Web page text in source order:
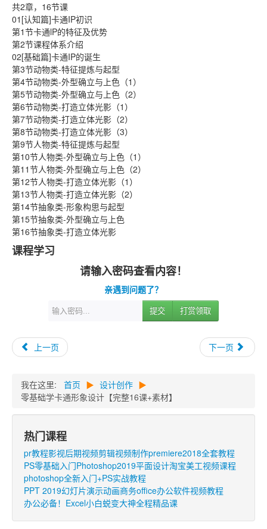
共2章，16节课
01[认知篇]卡通IP初识
第1节卡通lP的特征及优势
第2节课程体系介绍
02[基础篇]卡通IP的诞生
第3节动物类-特征提炼与起型
第4节动物类-外型确立与上色（1）
第5节动物类-外型确立与上色（2）
第6节动物类-打造立体光影（1）
第7节动物类-打造立体光影（2）
第8节动物类-打造立体光影（3）
第9节人物类-特征提炼与起型
第10节人物类-外型确立与上色（1）
第11节人物类-外型确立与上色（2）
第12节人物类-打造立体光影（1）
第13节人物类-打造立体光影（2）
第14节抽象类-形象构思与起型
第15节抽象类-外型确立与上色
第16节抽象类-打造立体光影
课程学习
请输入密码查看内容！
亲遇到问题了？
提交 打赏领取
上一页 下一页
我在这里: 首页 ▶ 设计创作 ▶
零基础学卡通形象设计【完整16课+素材】
热门课程
pr教程影视后期视频剪辑视频制作premiere2018全套教程
PS零基础入门Photoshop2019平面设计淘宝美工视频课程
photoshop全新入门+PS实战教程
PPT 2019幻灯片演示动画商务office办公软件视频教程
办公必备！Excel小白蜕变大神全程精品课